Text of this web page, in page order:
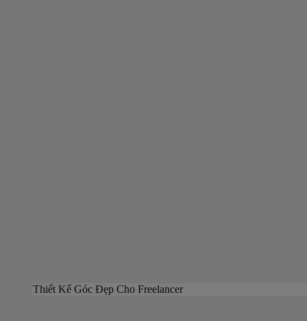
Thiết Kế Góc Đẹp Cho Freelancer